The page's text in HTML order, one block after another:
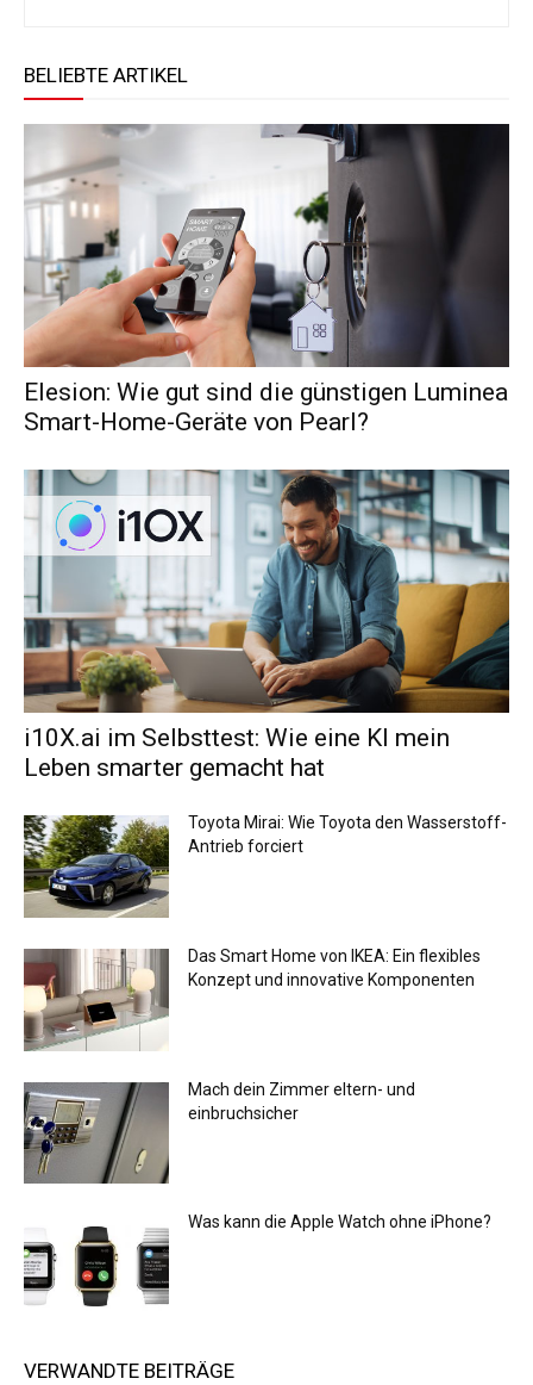
BELIEBTE ARTIKEL
Elesion: Wie gut sind die günstigen Luminea
Smart-Home-Geräte von Pearl?
i10X.ai im Selbsttest: Wie eine KI mein
Leben smarter gemacht hat
Toyota Mirai: Wie Toyota den Wasserstoff-
Antrieb forciert
Das Smart Home von IKEA: Ein flexibles
Konzept und innovative Komponenten
Mach dein Zimmer eltern- und
einbruchsicher
Was kann die Apple Watch ohne iPhone?
VERWANDTE BEITRÄGE